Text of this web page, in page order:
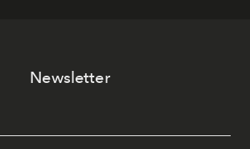
Newsletter